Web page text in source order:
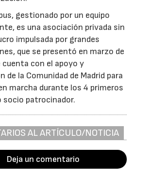
gestionado por un equipo
es una asociación privada sin
impulsada por grandes
que se presentó en marzo de
cuenta con el apoyo y
de la Comunidad de Madrid para
marcha durante los 4 primeros
socio patrocinador.
AL ARTÍCULO/NOTICIA
Deja un comentario